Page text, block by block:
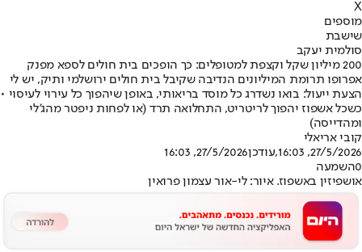
X
מוספים
שישבת
סולמית יעקב
200 מיליון שקל וקצפת למטופלים: כך הופכים בית חולים לספא מפנק
אפרופו תרומת המיליונים הנדיבה שקיבל בית חולים ירושלמי ותיק, יש לי
הצעת ייעול: בואו נשדרג כל מוסד בריאותי, באופן שיהפוך כל עירוי לעיסוי •
כשכל אשפוז יהפוך לריטריט, התחלואה תרד (או לפחות ניפטר מהג'לי
ומהדייסה)
קובי אריאלי
27/5/2026, 16:03
,עודכן27/5/2026, 16:03
0השמעה
אושפיזין באשפוז. איור: לי-אור עצמון פרואין